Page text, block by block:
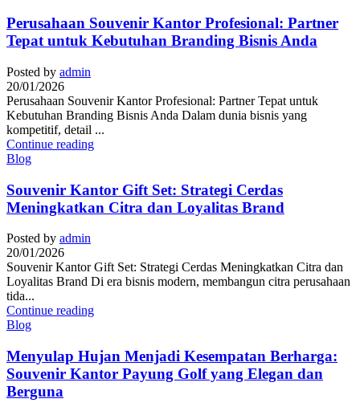
Perusahaan Souvenir Kantor Profesional: Partner
Tepat untuk Kebutuhan Branding Bisnis Anda
Posted by admin
20/01/2026
Perusahaan Souvenir Kantor Profesional: Partner Tepat untuk
Kebutuhan Branding Bisnis Anda Dalam dunia bisnis yang
kompetitif, detail ...
Continue reading
Blog
Souvenir Kantor Gift Set: Strategi Cerdas
Meningkatkan Citra dan Loyalitas Brand
Posted by admin
20/01/2026
Souvenir Kantor Gift Set: Strategi Cerdas Meningkatkan Citra dan
Loyalitas Brand Di era bisnis modern, membangun citra perusahaan
tida...
Continue reading
Blog
Menyulap Hujan Menjadi Kesempatan Berharga:
Souvenir Kantor Payung Golf yang Elegan dan
Berguna